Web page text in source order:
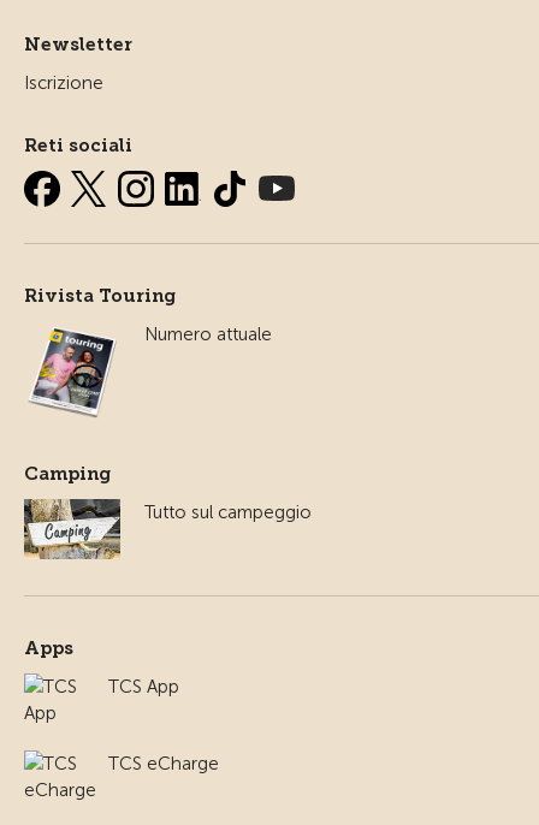
Newsletter
Iscrizione
Reti sociali
Rivista Touring
Numero attuale
Camping
Tutto sul campeggio
Apps
TCS App
TCS eCharge